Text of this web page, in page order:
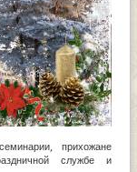
прихожане
службе и